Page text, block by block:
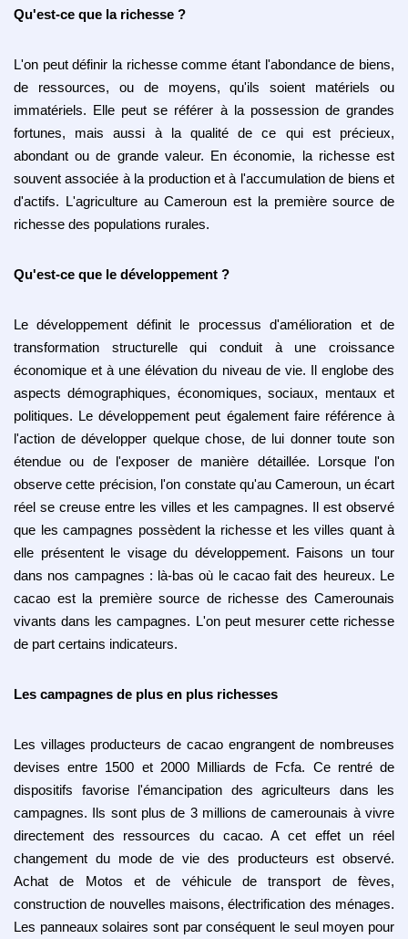
Qu'est-ce que la richesse ?
L'on peut définir la richesse comme étant l'abondance de biens,
de ressources, ou de moyens, qu'ils soient matériels ou
immatériels. Elle peut se référer à la possession de grandes
fortunes, mais aussi à la qualité de ce qui est précieux,
abondant ou de grande valeur. En économie, la richesse est
souvent associée à la production et à l'accumulation de biens et
d'actifs. L'agriculture au Cameroun est la première source de
richesse des populations rurales.
Qu'est-ce que le développement ?
Le développement définit le processus d'amélioration et de
transformation structurelle qui conduit à une croissance
économique et à une élévation du niveau de vie. Il englobe des
aspects démographiques, économiques, sociaux, mentaux et
politiques. Le développement peut également faire référence à
l'action de développer quelque chose, de lui donner toute son
étendue ou de l'exposer de manière détaillée. Lorsque l'on
observe cette précision, l'on constate qu'au Cameroun, un écart
réel se creuse entre les villes et les campagnes. Il est observé
que les campagnes possèdent la richesse et les villes quant à
elle présentent le visage du développement. Faisons un tour
dans nos campagnes : là-bas où le cacao fait des heureux. Le
cacao est la première source de richesse des Camerounais
vivants dans les campagnes. L'on peut mesurer cette richesse
de part certains indicateurs.
Les campagnes de plus en plus richesses
Les villages producteurs de cacao engrangent de nombreuses
devises entre 1500 et 2000 Milliards de Fcfa. Ce rentré de
dispositifs favorise l'émancipation des agriculteurs dans les
campagnes. Ils sont plus de 3 millions de camerounais à vivre
directement des ressources du cacao. A cet effet un réel
changement du mode de vie des producteurs est observé.
Achat de Motos et de véhicule de transport de fèves,
construction de nouvelles maisons, électrification des ménages.
Les panneaux solaires sont par conséquent le seul moyen pour